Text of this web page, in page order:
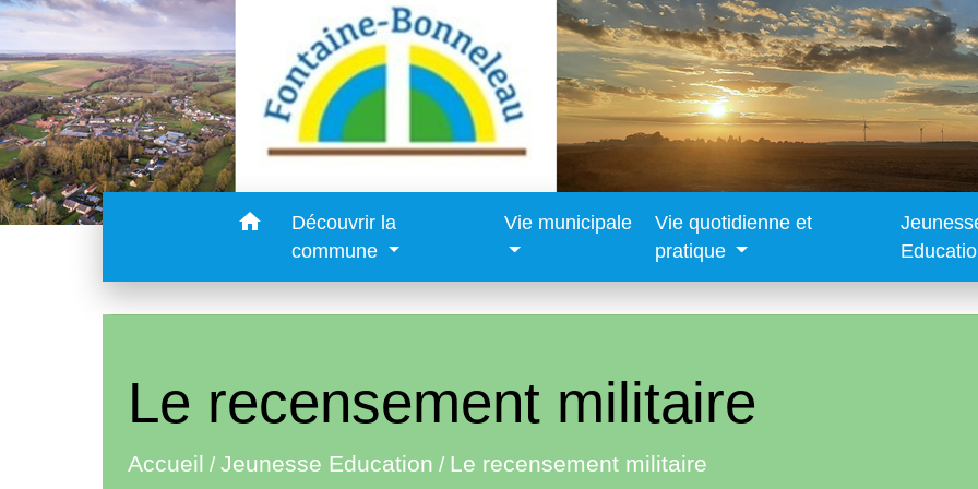
home
Découvrir la
commune
Vie municipale
Vie quotidienne et
pratique
Le recensement militaire
Accueil / Jeunesse Education / Le recensement militaire